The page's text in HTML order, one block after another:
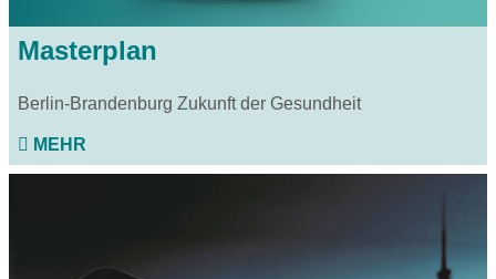
Masterplan
Berlin-Brandenburg Zukunft der Gesundheit
MEHR